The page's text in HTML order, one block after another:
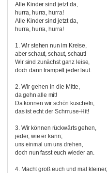
Alle Kinder sind jetzt da,
hurra, hurra, hurra!
Alle Kinder sind jetzt da,
hurra, hurra, hurra!
1. Wir stehen nun im Kreise,
aber schaut, schaut, schaut!
Wir sind zunächst ganz leise,
doch dann trampelt jeder laut.
2. Wir gehen in die Mitte,
da gehn alle mit!
Da können wir schön kuscheln,
das ist echt der Schmuse-Hit!
3. Wir können rückwärts gehen,
jeder, wie er kann;
uns einmal um uns drehen,
doch nun fasst euch wieder an.
4. Macht groß euch und mal kleiner,